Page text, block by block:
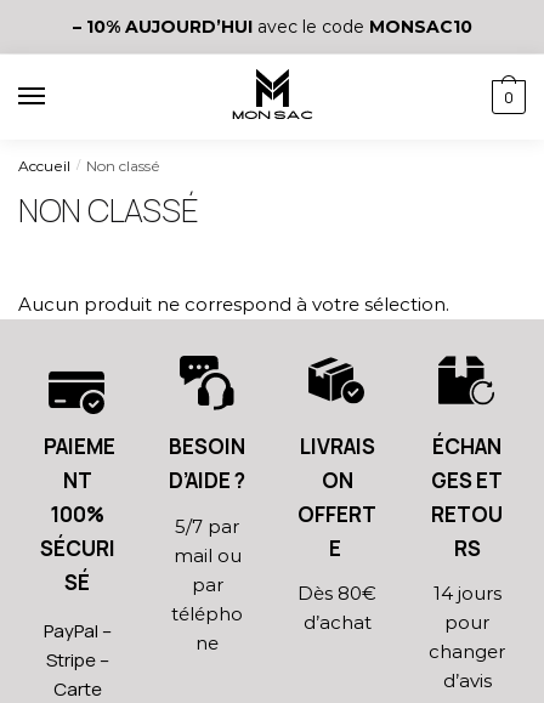
– 10% AUJOURD’HUIavec le code MONSAC10
0
Accueil / Non classé
NON CLASSÉ
Aucun produit ne correspond à votre sélection.
PAIEME
NT
100%
SÉCURI
SÉ
PayPal –
Stripe –
Carte
BESOIN
D’AIDE ?
5/7 par
mail ou
par
télépho
ne
LIVRAIS
ON
OFFERT
E
Dès 80€
d’achat
ÉCHAN
GES ET
RETOU
RS
14 jours
pour
changer
d’avis